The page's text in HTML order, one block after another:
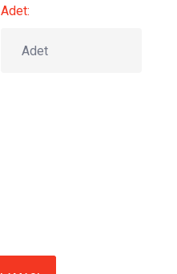
Adet: